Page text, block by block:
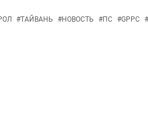
#ТАЙВАНЬ #НОВОСТЬ #ПС #GPPC #